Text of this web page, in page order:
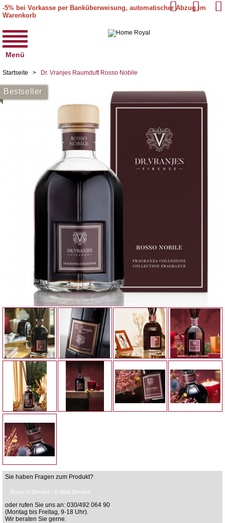
-5% bei Vorkasse per Banküberweisung, automatischer Abzug im
Warenkorb
Menü
Startseite > Dr. Vranjes Raumduft Rosso Nobile
Bestseller
Sie haben Fragen zum Produkt?
Rückruf-Service / E-Mail-Service
oder rufen Sie uns an: 030/492 064 90
(Montag bis Freitag, 9-18 Uhr).
Wir beraten Sie gerne.